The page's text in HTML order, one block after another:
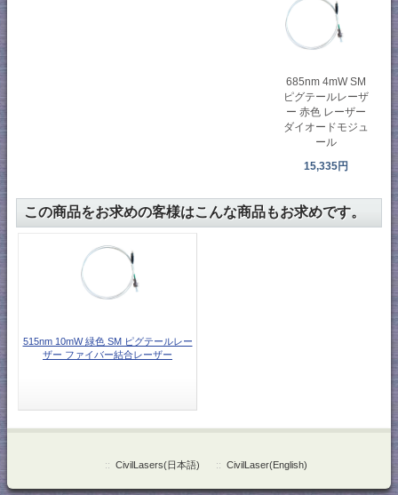
685nm 4mW SM
ピグテールレーザ
ー 赤色 レーザー
ダイオードモジュ
ール
15,335円
この商品をお求めの客様はこんな商品もお求めです。
515nm 10mW 緑色 SM ピグテールレー
ザー ファイバー結合レーザー
:: CivilLasers(日本語) :: CivilLaser(English)